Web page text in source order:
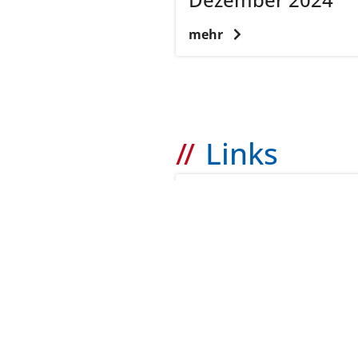
mehr
Links